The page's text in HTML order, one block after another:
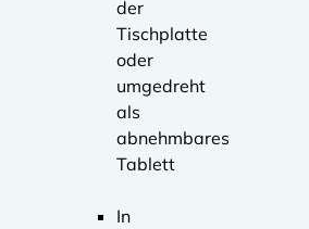
der
Tischplatte
oder
umgedreht
als
abnehmbares
Tablett
In